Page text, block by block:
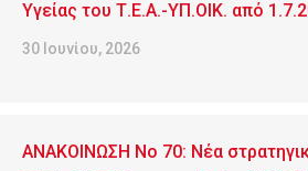
Υγείας του Τ.Ε.Α.-ΥΠ.ΟΙΚ. από
30 Ιουνίου, 2026
ΑΝΑΚΟΙΝΩΣΗ No 70: Νέα